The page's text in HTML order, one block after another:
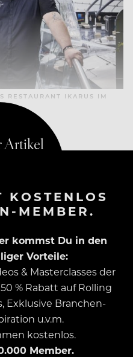
RESTAURANT IKARUS IM
KOSTENLOS
MEMBER.
kommst Du in den
Vorteile:
& Masterclasses der
% Rabatt auf Rolling
Exklusive Branchen-
u.v.m.
kostenlos.
Member.